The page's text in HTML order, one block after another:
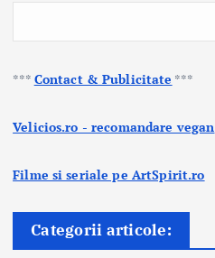
*** Contact & Publicitate ***
Velicios.ro - recomandare vegan
Filme si seriale pe ArtSpirit.ro
Categorii articole: